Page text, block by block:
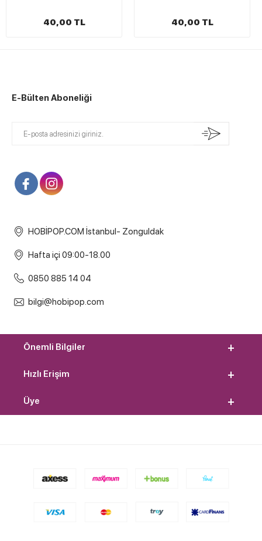
40,00 TL 40,00 TL
E-Bülten Aboneliği
HOBİPOP.COM İstanbul- Zonguldak
Hafta içi 09:00-18.00
0850 885 14 04
bilgi@hobipop.com
Önemli Bilgiler
Hızlı Erişim
Üye